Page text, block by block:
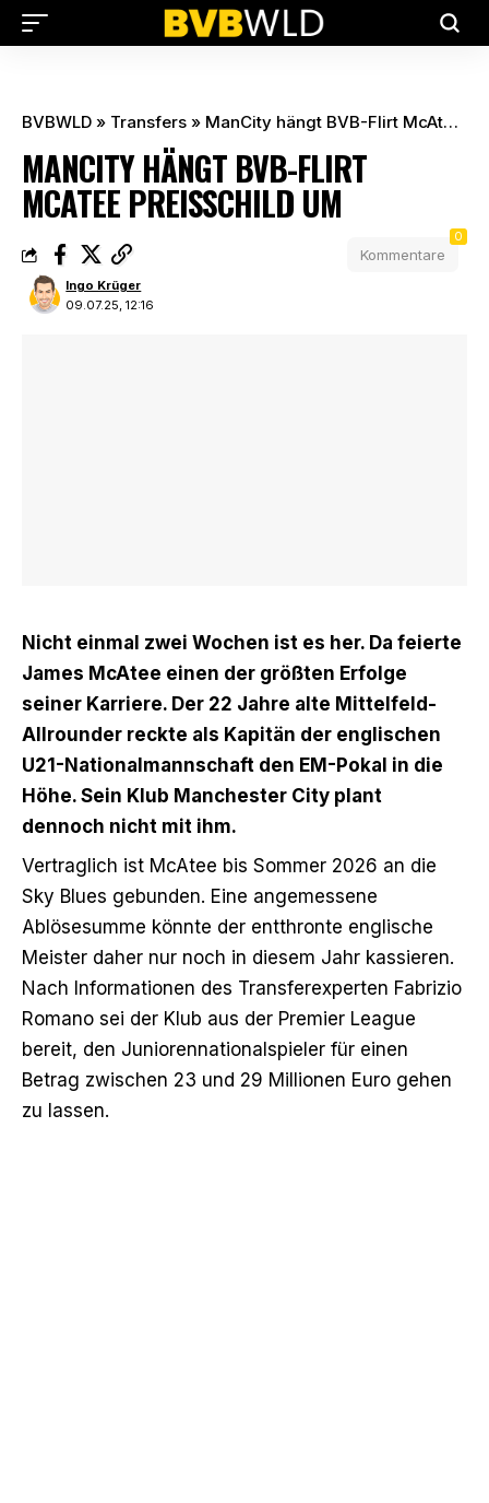
BVBWLD » Transfers » ManCity hängt BVB-Flirt McAtee Preisschild um
MANCITY HÄNGT BVB-FLIRT
MCATEE PREISSCHILD UM
09.07.25, 12:16
Ingo Krüger
Kommentare
0
Nicht einmal zwei Wochen ist es her. Da feierte
James McAtee einen der größten Erfolge
seiner Karriere. Der 22 Jahre alte Mittelfeld-
Allrounder reckte als Kapitän der englischen
U21-Nationalmannschaft den EM-Pokal in die
Höhe. Sein Klub Manchester City plant
dennoch nicht mit ihm.
Vertraglich ist McAtee bis Sommer 2026 an die
Sky Blues gebunden. Eine angemessene
Ablösesumme könnte der entthronte englische
Meister daher nur noch in diesem Jahr kassieren.
Nach Informationen des Transferexperten Fabrizio
Romano sei der Klub aus der Premier League
bereit, den Juniorennationalspieler für einen
Betrag zwischen 23 und 29 Millionen Euro gehen
zu lassen.